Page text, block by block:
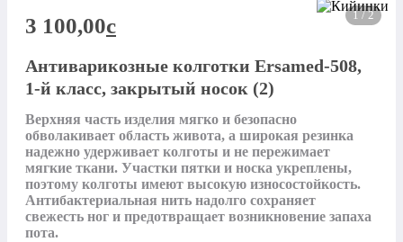
1 / 2
3 100,00c
Антиварикозные колготки Ersamed-508,
1-й класс, закрытый носок (2)
Верхняя часть изделия мягко и безопасно
обволакивает область живота, а широкая резинка
надежно удерживает колготы и не пережимает
мягкие ткани. Участки пятки и носка укреплены,
поэтому колготы имеют высокую износостойкость.
Антибактериальная нить надолго сохраняет
свежесть ног и предотвращает возникновение запаха
пота.